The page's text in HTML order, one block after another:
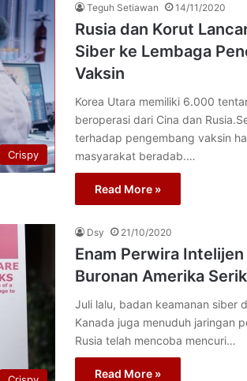
Crispy
Teguh Setiawan 14/11/2020
Rusia dan Korut
Siber ke Lembaga
Vaksin
Korea Utara memiliki 6.000
beroperasi dari Cina dan
terhadap pengembang vaksin
masyarakat beradab.…
Read More »
Dsy 21/10/2020
Enam Perwira Intelijen
Buronan Amerika
Juli lalu, badan keamanan siber
Kanada juga menuduh jaringan
Rusia telah mencoba mencuri…
Read More »